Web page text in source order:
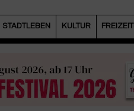
STADTLEBEN KULTUR